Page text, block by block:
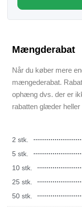
Mængderabat
Når du køber mere
mængederabat.
ophæng dvs. der er
rabatten glæder
2 stk.
5 stk.
10 stk.
25 stk.
50 stk.